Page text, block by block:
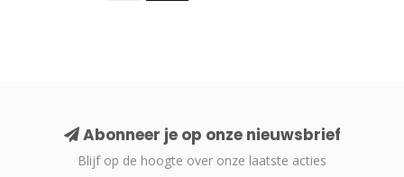
Abonneer je op onze nieuwsbrief
Blijf op de hoogte over onze laatste acties